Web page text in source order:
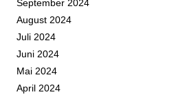
September 2024
August 2024
Juli 2024
Juni 2024
Mai 2024
April 2024